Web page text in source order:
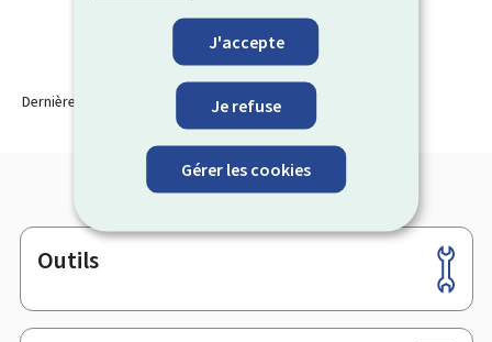
J'accepte
Je refuse
Gérer les cookies
Dernière modification le 21.10.2025
Pied
de
page
Outils